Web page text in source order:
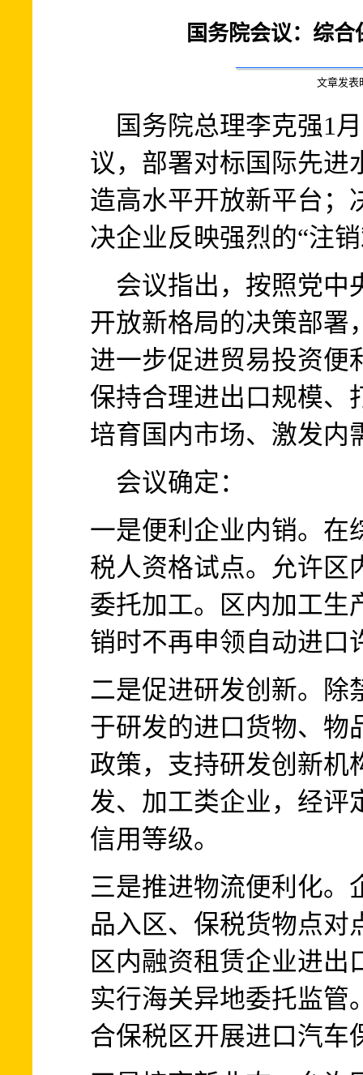
国务院会议：综
文章发表
国务院总理李克强1
议，部署对标国际先进
造高水平开放新平台；
决企业反映强烈的“注
会议指出，按照党中
开放新格局的决策部署
进一步促进贸易投资便
保持合理进出口规模、
培育国内市场、激发内
会议确定：
一是便利企业内销。在
税人资格试点。允许区
委托加工。区内加工生
销时不再申领自动进口
二是促进研发创新。除
于研发的进口货物、物
政策，支持研发创新机
发、加工类企业，经评
信用等级。
三是推进物流便利化。
品入区、保税货物点对
区内融资租赁企业进
实行海关异地委托监管
合保税区开展进口汽车